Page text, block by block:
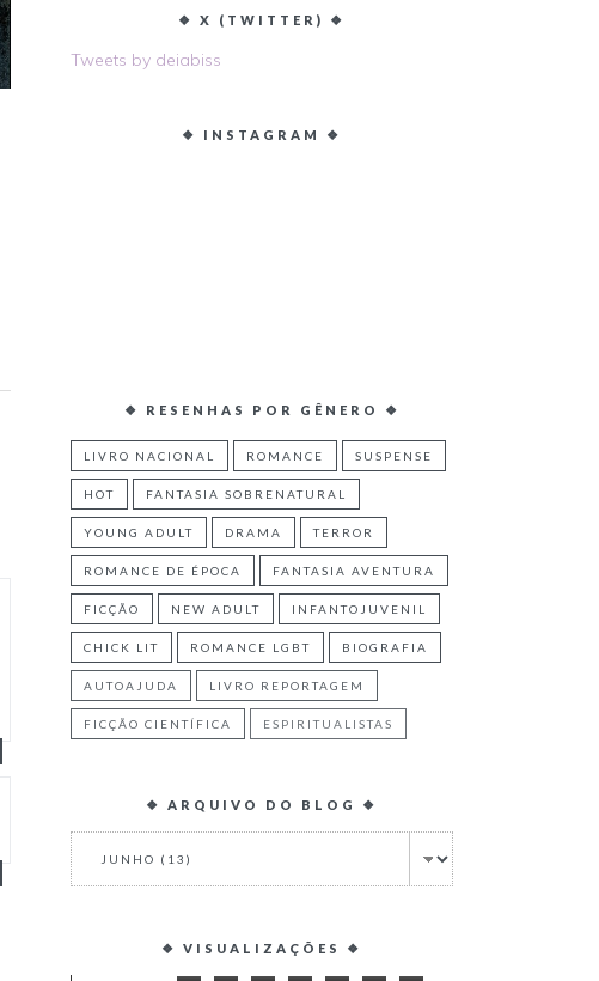
❖ X (TWITTER) ❖
Tweets by deiabiss
❖ INSTAGRAM ❖
❖ RESENHAS POR GÊNERO ❖
LIVRO NACIONAL ROMANCE SUSPENSE
HOT FANTASIA SOBRENATURAL
YOUNG ADULT DRAMA TERROR
ROMANCE DE ÉPOCA FANTASIA AVENTURA
FICÇÃO NEW ADULT INFANTOJUVENIL
CHICK LIT ROMANCE LGBT BIOGRAFIA
AUTOAJUDA LIVRO REPORTAGEM
FICÇÃO CIENTÍFICA ESPIRITUALISTAS
❖ ARQUIVO DO BLOG ❖
❖ VISUALIZAÇÕES ❖